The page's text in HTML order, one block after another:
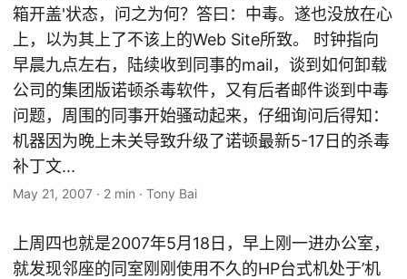
箱开盖'状态，问之为何？答曰：中毒。遂也没放在心
上，以为其上了不该上的Web Site所致。 时钟指向
早晨九点左右，陆续收到同事的mail，谈到如何卸载
公司的集团版诺顿杀毒软件，又有后者邮件谈到中毒
问题，周围的同事开始骚动起来，仔细询问后得知：
机器因为晚上未关导致升级了诺顿最新5-17日的杀毒
补丁文...
May 21, 2007 · 2 min · Tony Bai
上周四也就是2007年5月18日，早上刚一进办公室，
就发现邻座的同室刚刚使用不久的HP台式机处于’机